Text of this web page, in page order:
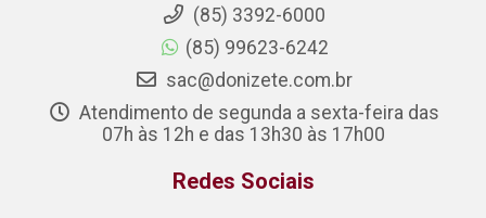
(85) 3392-6000
(85) 99623-6242
sac@donizete.com.br
Atendimento de segunda a sexta-feira das
07h às 12h e das 13h30 às 17h00
Redes Sociais